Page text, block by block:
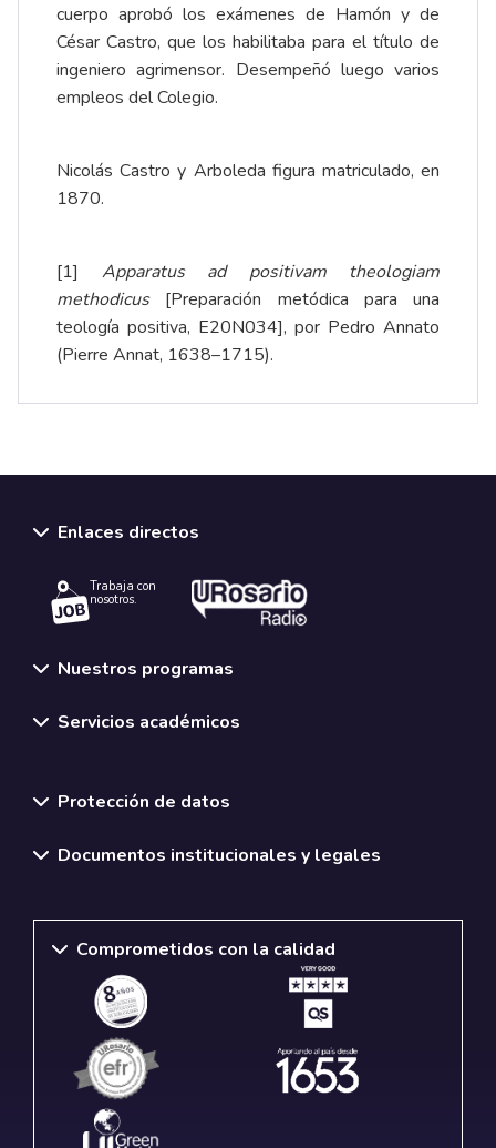
cuerpo aprobó los exámenes de Hamón y de
César Castro, que los habilitaba para el título de
ingeniero agrimensor. Desempeñó luego varios
empleos del Colegio.
Nicolás Castro y Arboleda figura matriculado, en
1870.
[1]
Apparatus ad positivam theologiam
methodicus[Preparación metódica para una
teología positiva, E20N034], por Pedro Annato
(Pierre Annat, 1638–1715).
Enlaces directos
Trabaja con
nosotros.
Nuestros programas
Servicios académicos
Protección de datos
Documentos institucionales y legales
Comprometidos con la calidad